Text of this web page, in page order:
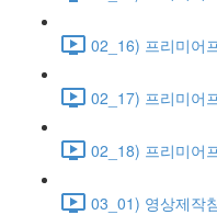
02_16) 프리미어
02_17) 프리미어
02_18) 프리미어
03_01) 영상제작